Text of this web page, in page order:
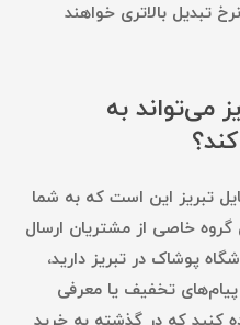
تبدیل بالاتری خواهند
می‌تواند به
تبریز این است که به شما
گروه خاصی از مشتریان ارسال
پوشاک در تبریز دارید،
پیام‌های تخفیف یا معرفی